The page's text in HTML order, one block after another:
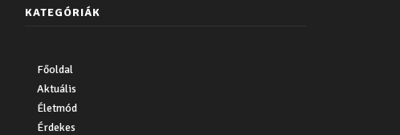
KATEGÓRIÁK
Főoldal
Aktuális
Életmód
Érdekes